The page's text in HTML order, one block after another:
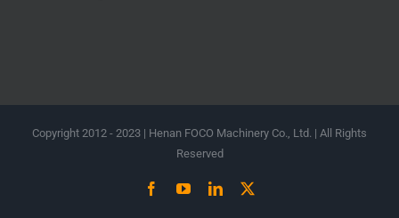
Copyright 2012 - 2023 | Henan FOCO Machinery Co., Ltd. | All Rights
Reserved
FacebookYouTubeLinkedIn